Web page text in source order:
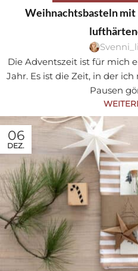
Weihnachtsbasteln mit
Die Adventszeit ist für mich
Jahr. Es ist die Zeit, in der
Pausen
06
DEZ.